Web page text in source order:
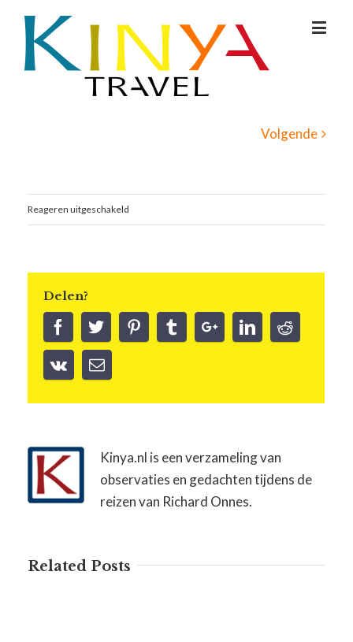
Volgende
Reageren uitgeschakeld
Delen?
Kinya.nl is een verzameling van
observaties en gedachten tijdens de
reizen van Richard Onnes.
Related Posts